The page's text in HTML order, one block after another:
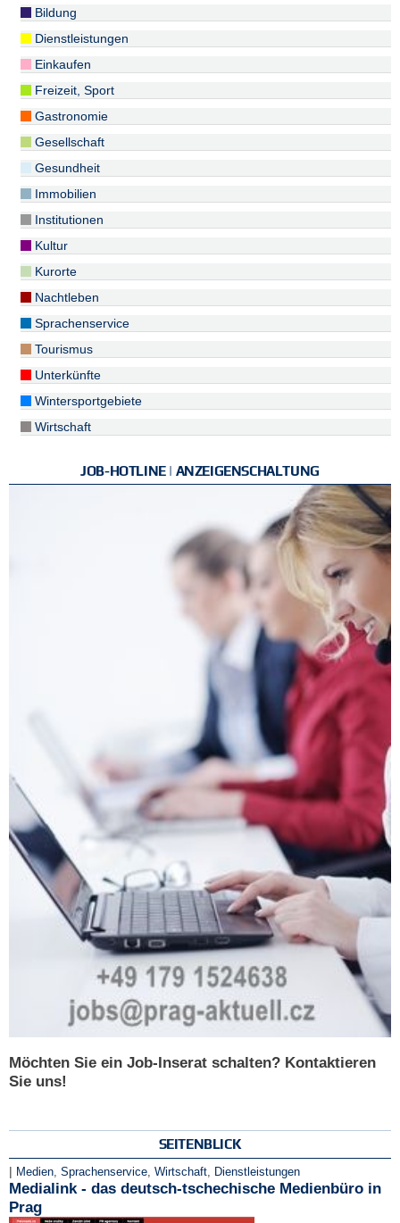
Bildung
Dienstleistungen
Einkaufen
Freizeit, Sport
Gastronomie
Gesellschaft
Gesundheit
Immobilien
Institutionen
Kultur
Kurorte
Nachtleben
Sprachenservice
Tourismus
Unterkünfte
Wintersportgebiete
Wirtschaft
JOB-HOTLINE | ANZEIGENSCHALTUNG
Möchten Sie ein Job-Inserat schalten? Kontaktieren
Sie uns!
SEITENBLICK
| Medien Sprachenservice Wirtschaft Dienstleistungen
Medialink - das deutsch-tschechische Medienbüro in
Prag